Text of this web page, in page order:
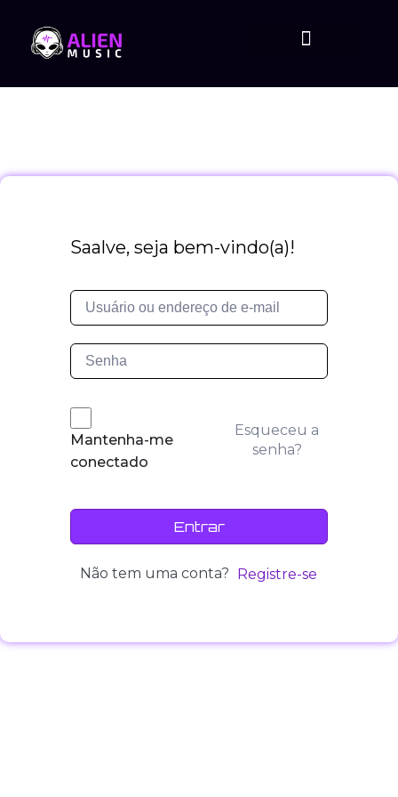
Saalve, seja bem-vindo(a)!
Mantenha-me
conectado
Esqueceu a
senha?
Entrar
Não tem uma conta? Registre-se